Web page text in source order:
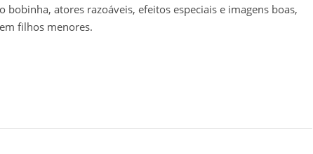
atores razoáveis, efeitos especiais e imagens boas,
filhos menores.